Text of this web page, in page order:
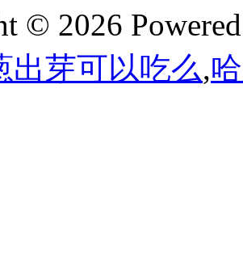
© 2026
出芽可以吃么,